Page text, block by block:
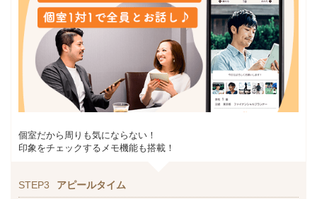
個室だから周りも気にならない！
印象をチェックするメモ機能も搭載！
STEP3 アピールタイム